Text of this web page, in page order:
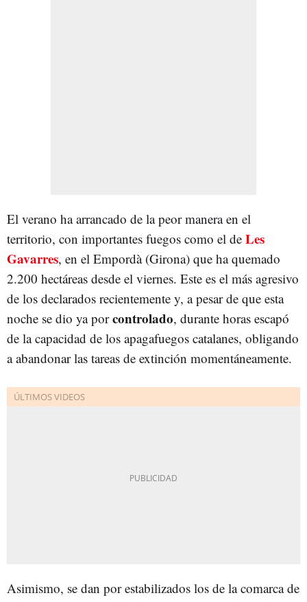
El verano ha arrancado de la peor manera en el
territorio, con importantes fuegos como el de Les
Gavarres, en el Empordà (Girona) que ha quemado
2.200 hectáreas desde el viernes. Este es el más agresivo
de los declarados recientemente y, a pesar de que esta
noche se dio ya porcontrolado, durante horas escapó
de la capacidad de los apagafuegos catalanes, obligando
a abandonar las tareas de extinción momentáneamente.
Asimismo, se dan por estabilizados los de la comarca de